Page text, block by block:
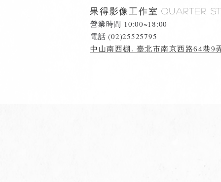
果得影像工作室Quarter
營業時間 10:00~18:00
​電話 (02)25525795
中山南西棚. 臺北市南京西路64巷9